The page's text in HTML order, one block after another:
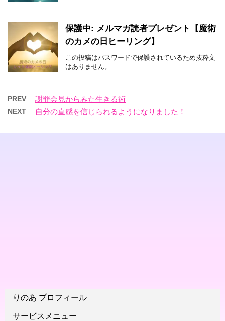
保護中: メルマガ読者プレゼント【魔術
のカメの日ヒーリング】
この投稿はパスワードで保護されているため抜粋文
はありません。
PREV 謝罪会見からみた生きる術
NEXT 自分の直感を信じられるようになりました！
りのあ プロフィール
サービスメニュー